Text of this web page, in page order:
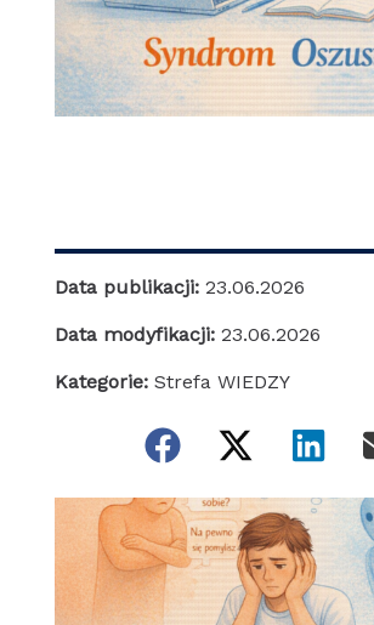
Data publikacji: 23.06.2026
Data modyfikacji: 23.06.2026
Kategorie: Strefa WIEDZY